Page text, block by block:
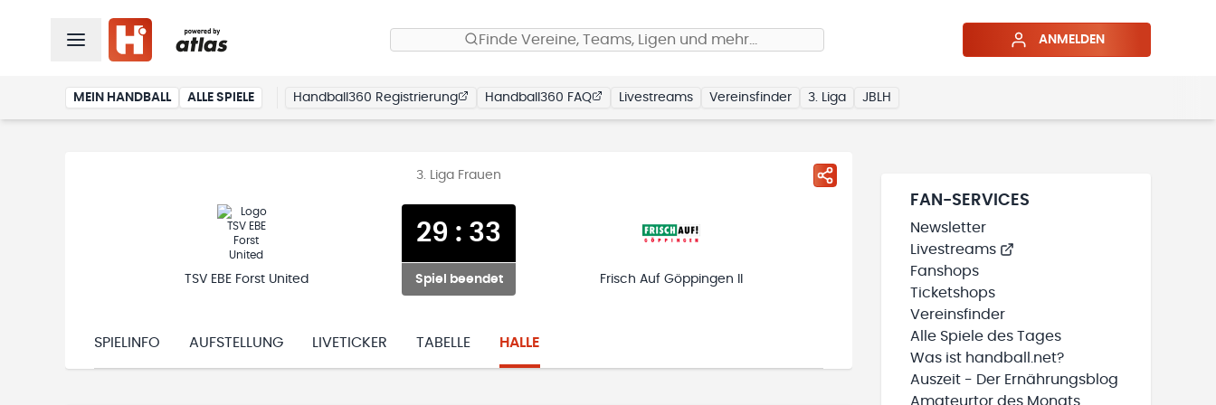
Finde Vereine, Teams, Ligen und mehr… ANMELDEN
MEIN HANDBALL ALLE SPIELE Handball360 Registrierung Handball360 FAQ Livestreams Vereinsfinder 3. Liga JBLH
3. Liga Frauen
TSV EBE Forst United
29 : 33
Spiel beendet Frisch Auf Göppingen II
SPIELINFO AUFSTELLUNG LIVETICKER TABELLE HALLE
FAN-SERVICES
Newsletter
Livestreams
Fanshops
Ticketshops
Vereinsfinder
Alle Spiele des Tages
Was ist handball.net?
Auszeit - Der Ernährungsblog
Amateurtor des Monats